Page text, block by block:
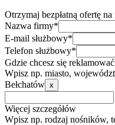
Otrzymaj bezpłatną ofertę
Nazwa firmy*
E-mail służbowy*
Telefon służbowy*
Gdzie chcesz się
Wpisz np. miasto,
Bełchatów x
Więcej szczegółów
Wpisz np. rodzaj nośników,